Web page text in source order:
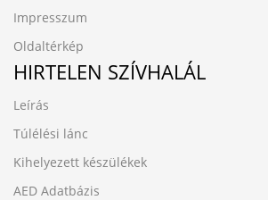
Impresszum
Oldaltérkép
HIRTELEN SZÍVHALÁL
Leírás
Túlélési lánc
Kihelyezett készülékek
AED Adatbázis